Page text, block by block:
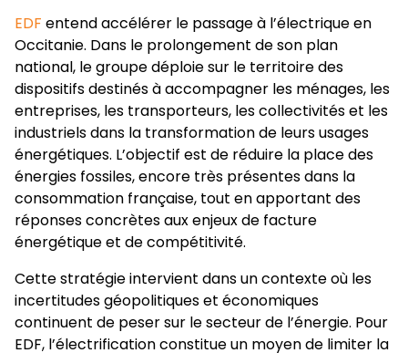
EDF entend accélérer le passage à l’électrique en
Occitanie. Dans le prolongement de son plan
national, le groupe déploie sur le territoire des
dispositifs destinés à accompagner les ménages, les
entreprises, les transporteurs, les collectivités et les
industriels dans la transformation de leurs usages
énergétiques. L’objectif est de réduire la place des
énergies fossiles, encore très présentes dans la
consommation française, tout en apportant des
réponses concrètes aux enjeux de facture
énergétique et de compétitivité.
Cette stratégie intervient dans un contexte où les
incertitudes géopolitiques et économiques
continuent de peser sur le secteur de l’énergie. Pour
EDF, l’électrification constitue un moyen de limiter la